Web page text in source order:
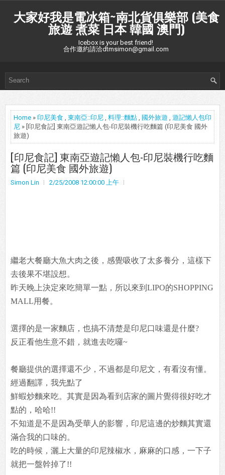
大家好我是電冰箱~南北貨俱樂部 (美食
旅遊 煮菜 日本 韓國 澳門)
Icebox is your best friend!
合作邀約請洽dtmsimon@gmail.com
Home » 印尼美食 , 東南亞::印尼 , 料理::麵點 , 國外旅遊 , 遊記懶人包印
尼 » [印尼食記] 東南亞遊記懶人包-印尼裝機行吃麵篇 (印尼美食 國外
旅遊)
[印尼食記] 東南亞遊記懶人包-印尼裝機行吃麵
篇 (印尼美食 國外旅遊)
Simon Lin 2/25/2008 12:00:00 上午
繼老大餐廳大魚大肉之後，感覺吸收了太多養分，這樣下
去後果不堪設想。
昨天晚上決定來吃簡單一點，所以來到LIPO的SHOPPING
MALL用餐。
選擇的是一家麵店，也搞不清楚是印尼口味還是什麼?
反正看他生意不錯，就進去吃囉~
餐廳提供的選擇還不少，不過都是印尼文，有看沒有懂。
經過翻譯，我先點了
鮮蝦炒麵來吃。其實是因為看到店家的圖片覺得很好吃才
點的，哈哈!!
不知道是不是因為受華人的影響，印尼這邊的炒麵其實還
滿合我的口味的。
吃的時候，灑上大量的印尼辣椒水，麻麻的口感，一下子
就把一盤幹掉了!!